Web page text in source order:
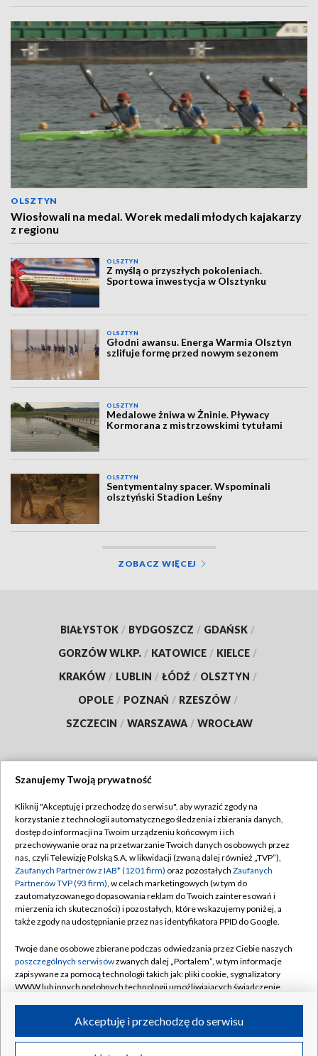
OLSZTYN
Wiosłowali na medal. Worek medali młodych kajakarzy
z regionu
OLSZTYN
Z myślą o przyszłych pokoleniach.
Sportowa inwestycja w Olsztynku
OLSZTYN
Głodni awansu. Energa Warmia Olsztyn
szlifuje formę przed nowym sezonem
OLSZTYN
Medalowe żniwa w Żninie. Pływacy
Kormorana z mistrzowskimi tytułami
OLSZTYN
Sentymentalny spacer. Wspominali
olsztyński Stadion Leśny
ZOBACZ WIĘCEJ
BIAŁYSTOK / BYDGOSZCZ / GDAŃSK /
GORZÓW WLKP. / KATOWICE / KIELCE /
KRAKÓW / LUBLIN / ŁÓDŹ / OLSZTYN /
OPOLE / POZNAŃ / RZESZÓW /
SZCZECIN / WARSZAWA / WROCŁAW
TVP
Abonament TVP
Emisja w TVP
Centrum informacji TVP
Naziemna Telewizja Cyfrowa
Rada Programowa
System NOS
Informacje o nadawcy
Program dla prasy
Regulamin TVP
Polityka prywatności
Moje zgody
Pomoc
Kontakt
Kanały
©2026 Telewizja Polska S.A. w likwidacji
Szanujemy Twoją prywatność
Kliknij "Akceptuję i przechodzę do serwisu", aby wyrazić zgody na
korzystanie z technologii automatycznego śledzenia i zbierania danych,
dostęp do informacji na Twoim urządzeniu końcowym i ich
przechowywanie oraz na przetwarzanie Twoich danych osobowych przez
nas, czyli Telewizję Polską S.A. w likwidacji (zwaną dalej również „TVP”),
Zaufanych Partnerów z IAB* (1201 firm) oraz pozostałych Zaufanych
Partnerów TVP (93 firm), w celach marketingowych (w tym do
zautomatyzowanego dopasowania reklam do Twoich zainteresowań i
mierzenia ich skuteczności) i pozostałych, które wskazujemy poniżej, a
także zgody na udostępnianie przez nas identyfikatora PPID do Google.
Twoje dane osobowe zbierane podczas odwiedzania przez Ciebie naszych
poszczególnych serwisówzwanych dalej „Portalem”, w tym informacje
zapisywane za pomocą technologii takich jak: pliki cookie, sygnalizatory
WWW lub innych podobnych technologii umożliwiających świadczenie
ruchu w Internecie.
Twoje dane osobowe zbierane podczas odwiedzania przez Ciebie
Akceptuję i przechodzę do serwisu